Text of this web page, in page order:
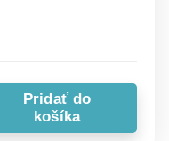
Pridať do
košíka